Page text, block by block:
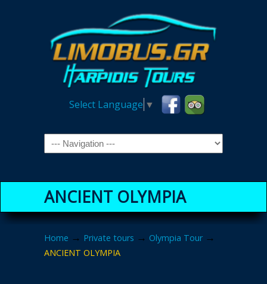
Select Language ▼
Navigation
ANCIENT OLYMPIA
Home → Private tours → Olympia Tour→
ANCIENT OLYMPIA